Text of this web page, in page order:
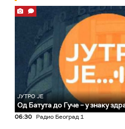
ЈУТРО ЈЕ
Од Батута до Гуче – у знаку
06:30 Радио Београд 1